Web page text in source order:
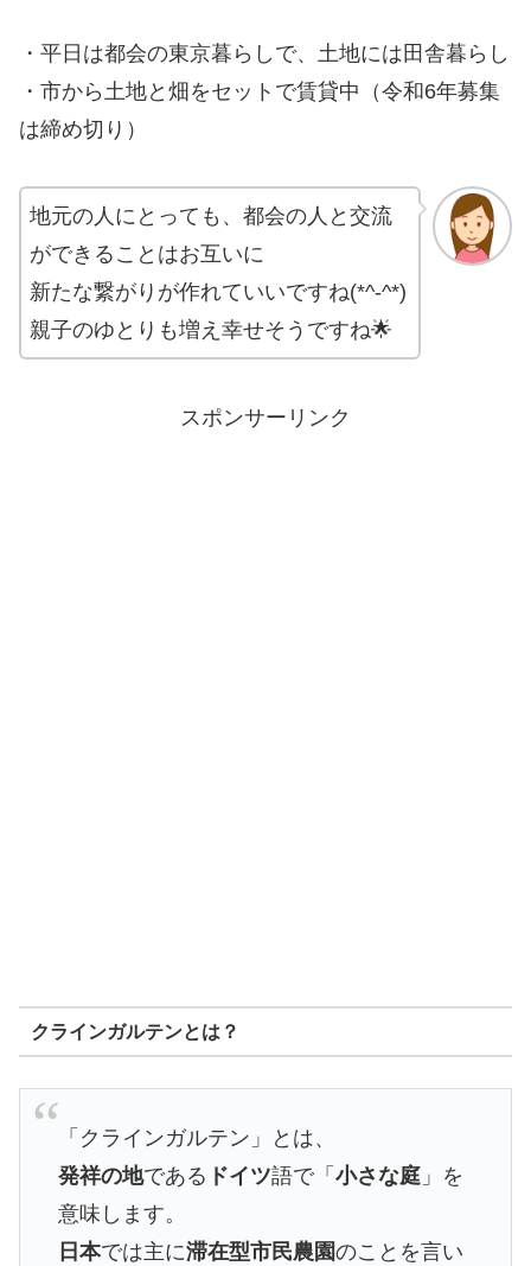
・平日は都会の東京暮らしで、土地には田舎暮らし
・市から土地と畑をセットで賃貸中（令和6年募集
は締め切り）
地元の人にとっても、都会の人と交流
ができることはお互いに
新たな繋がりが作れていいですね(*^-^*)
親子のゆとりも増え幸せそうですね🌟
スポンサーリンク
クラインガルテンとは？
「クラインガルテン」とは、
発祥の地である ドイツ語で「小さな庭 」を
意味します。
日本では主に滞在型市民農園のことを言い